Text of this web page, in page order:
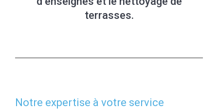
terrasses.
Notre expertise à votre service